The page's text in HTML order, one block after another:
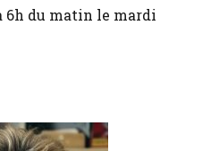
6h du matin le mardi